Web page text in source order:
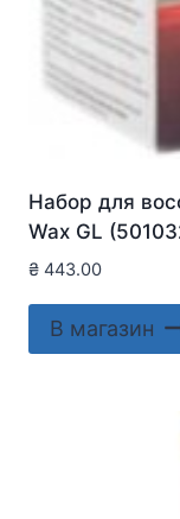
Набор для
Wax GL
₴ 443.00
В магазин